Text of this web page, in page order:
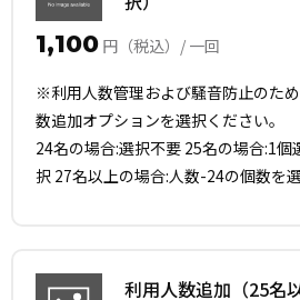
1,100 円（税込）/ 一回
※利用人数管理および騒音防止のた
数追加オプションを選択ください。
24名の場合:選択不要 25名の場合:1個
択 27名以上の場合:人数-24の個数を
利用人数追加（25名